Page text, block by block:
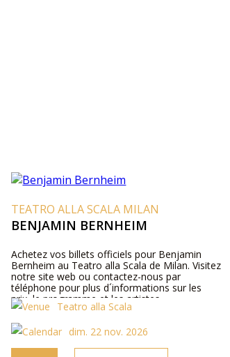
TEATRO ALLA SCALA MILAN
BENJAMIN BERNHEIM
Achetez vos billets officiels pour Benjamin
Bernheim au Teatro alla Scala de Milan. Visitez
notre site web ou contactez-nous par
téléphone pour plus d´informations sur les
prix, le programme et les artistes.
Teatro alla Scala
dim. 22 nov. 2026